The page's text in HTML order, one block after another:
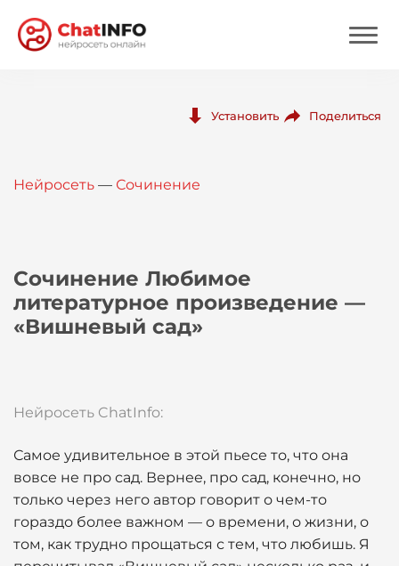
Вход
Установить Поделиться
Нейросеть — Сочинение
Сочинение Любимое
литературное произведение —
«Вишневый сад»
Нейросеть ChatInfo:
Самое удивительное в этой пьесе то, что она
вовсе не про сад. Вернее, про сад, конечно, но
только через него автор говорит о чем-то
гораздо более важном — о времени, о жизни, о
том, как трудно прощаться с тем, что любишь. Я